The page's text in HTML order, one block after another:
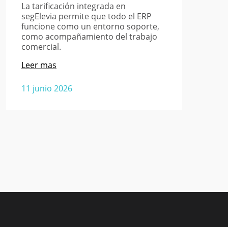
La tarificación integrada en
segElevia permite que todo el ERP
funcione como un entorno soporte,
como acompañamiento del trabajo
comercial.
11 junio 2026
Leer mas